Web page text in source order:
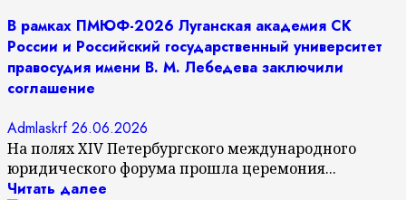
В рамках ПМЮФ-2026 Луганская академия СК
России и Российский государственный университет
правосудия имени В. М. Лебедева заключили
соглашение
Admlaskrf26.06.2026
На полях XIV Петербургского международного
юридического форума прошла церемония...
Читать далее